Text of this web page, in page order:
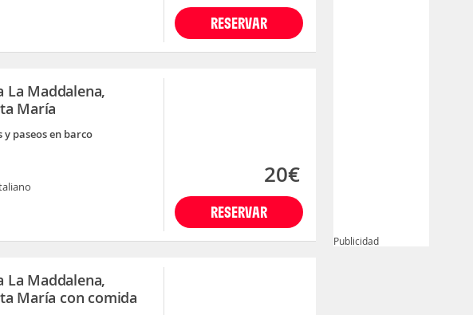
RESERVAR
La Maddalena,
María
y paseos en barco
RESERVAR
20€
La Maddalena,
María con comida
Publicidad